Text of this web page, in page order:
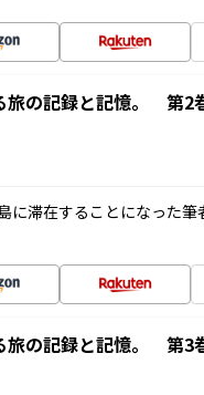
の記録と記憶。 第2
に滞在することになった
の記録と記憶。 第3